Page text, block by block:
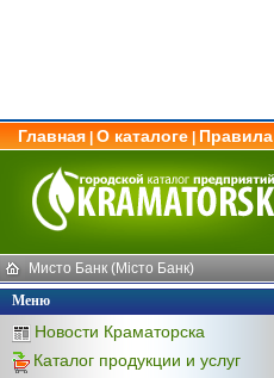
Главная О каталоге Правила
Мисто Банк (Місто Банк)
Меню
Новости Краматорска
Каталог продукции и услуг